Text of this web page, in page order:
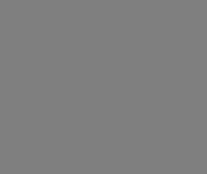
vous